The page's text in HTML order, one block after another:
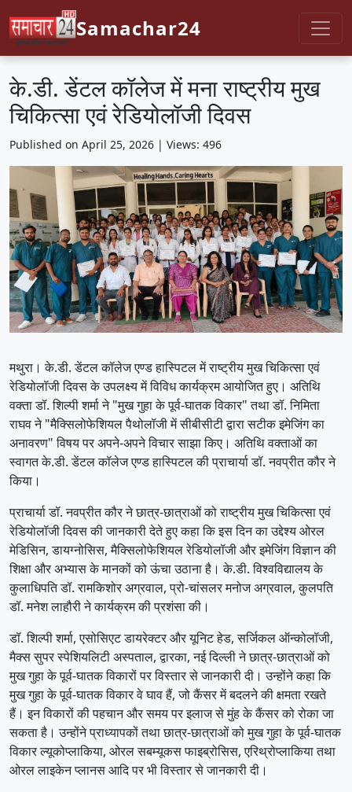
Samachar24
के.डी. डेंटल कॉलेज में मना राष्ट्रीय मुख
चिकित्सा एवं रेडियोलॉजी दिवस
Published on April 25, 2026 | Views: 496
मथुरा। के.डी. डेंटल कॉलेज एण्ड हास्पिटल में राष्ट्रीय मुख चिकित्सा एवं
रेडियोलॉजी दिवस के उपलक्ष्य में विविध कार्यक्रम आयोजित हुए। अतिथि
वक्ता डॉ. शिल्पी शर्मा ने "मुख गुहा के पूर्व-घातक विकार" तथा डॉ. निमिता
राघव ने "मैक्सिलोफेशियल पैथोलॉजी में सीबीसीटी द्वारा सटीक इमेजिंग का
अनावरण" विषय पर अपने-अपने विचार साझा किए। अतिथि वक्ताओं का
स्वागत के.डी. डेंटल कॉलेज एण्ड हास्पिटल की प्राचार्या डॉ. नवप्रीत कौर ने
किया।
प्राचार्या डॉ. नवप्रीत कौर ने छात्र-छात्राओं को राष्ट्रीय मुख चिकित्सा एवं
रेडियोलॉजी दिवस की जानकारी देते हुए कहा कि इस दिन का उद्देश्य ओरल
मेडिसिन, डायग्नोसिस, मैक्सिलोफेशियल रेडियोलॉजी और इमेजिंग विज्ञान की
शिक्षा और अभ्यास के मानकों को ऊंचा उठाना है। के.डी. विश्वविद्यालय के
कुलाधिपति डॉ. रामकिशोर अग्रवाल, प्रो-चांसलर मनोज अग्रवाल, कुलपति
डॉ. मनेश लाहौरी ने कार्यक्रम की प्रशंसा की।
डॉ. शिल्पी शर्मा, एसोसिएट डायरेक्टर और यूनिट हेड, सर्जिकल ऑन्कोलॉजी,
मैक्स सुपर स्पेशियलिटी अस्पताल, द्वारका, नई दिल्ली ने छात्र-छात्राओं को
मुख गुहा के पूर्व-घातक विकारों पर विस्तार से जानकारी दी। उन्होंने कहा कि
मुख गुहा के पूर्व-घातक विकार वे घाव हैं, जो कैंसर में बदलने की क्षमता रखते
हैं। इन विकारों की पहचान और समय पर इलाज से मुंह के कैंसर को रोका जा
सकता है। उन्होंने प्राध्यापकों तथा छात्र-छात्राओं को मुख गुहा के पूर्व-घातक
विकार ल्यूकोप्लाकिया, ओरल सबम्यूकस फाइब्रोसिस, एरिथ्रोप्लाकिया तथा
ओरल लाइकेन प्लानस आदि पर भी विस्तार से जानकारी दी।